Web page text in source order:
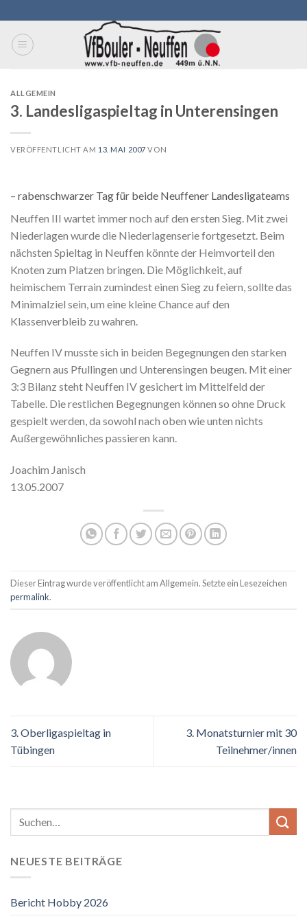
to
content
ALLGEMEIN
3. Landesligaspieltag in Unterensingen
VERÖFFENTLICHT AM 13. MAI 2007 VON
– rabenschwarzer Tag für beide Neuffener Landesligateams
Neuffen III wartet immer noch auf den ersten Sieg. Mit zwei
Niederlagen wurde die Niederlagenserie fortgesetzt. Beim
nächsten Spieltag in Neuffen könnte der Heimvorteil den
Knoten zum Platzen bringen. Die Möglichkeit, auf
heimischem Terrain zumindest einen Sieg zu feiern, sollte das
Minimalziel sein, um eine kleine Chance auf den
Klassenverbleib zu wahren.
Neuffen IV musste sich in beiden Begegnungen den starken
Gegnern aus Pfullingen und Unterensingen beugen. Mit einer
3:3 Bilanz steht Neuffen IV gesichert im Mittelfeld der
Tabelle. Die restlichen Begegnungen können so ohne Druck
gespielt werden, da sowohl nach oben wie unten nichts
Außergewöhnliches passieren kann.
Joachim Janisch
13.05.2007
Dieser Eintrag wurde veröffentlicht am Allgemein. Setzte ein Lesezeichen
permalink.
3. Oberligaspieltag in
Tübingen
3. Monatsturnier mit 30
Teilnehmer/innen
NEUESTE BEITRÄGE
Bericht Hobby 2026